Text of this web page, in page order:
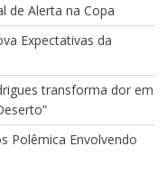
de Alerta na Copa
Expectativas da
transforma dor em
Polêmica Envolvendo